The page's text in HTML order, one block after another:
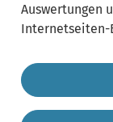
Auswertungen
Internetseiten-